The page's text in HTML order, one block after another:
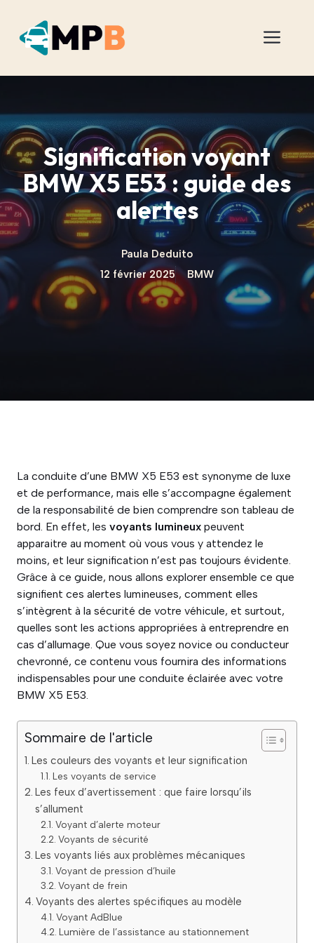
contenu
Signification voyant
BMW X5 E53 : guide des
alertes
Paula Deduito
12 février 2025
BMW
La conduite d’une BMW X5 E53 est synonyme de luxe
et de performance, mais elle s’accompagne également
de la responsabilité de bien comprendre son tableau de
bord. En effet, les voyants lumineux peuvent
apparaitre au moment où vous vous y attendez le
moins, et leur signification n’est pas toujours évidente.
Grâce à ce guide, nous allons explorer ensemble ce que
signifient ces alertes lumineuses, comment elles
s’intègrent à la sécurité de votre véhicule, et surtout,
quelles sont les actions appropriées à entreprendre en
cas d’allumage. Que vous soyez novice ou conducteur
chevronné, ce contenu vous fournira des informations
indispensables pour une conduite éclairée avec votre
BMW X5 E53.
Sommaire de l'article
Les couleurs des voyants et leur signification
Les voyants de service
Les feux d’avertissement : que faire lorsqu’ils
s’allument
Voyant d’alerte moteur
Voyants de sécurité
Les voyants liés aux problèmes mécaniques
Voyant de pression d’huile
Voyant de frein
Voyants des alertes spécifiques au modèle
Voyant AdBlue
Lumière de l’assistance au stationnement